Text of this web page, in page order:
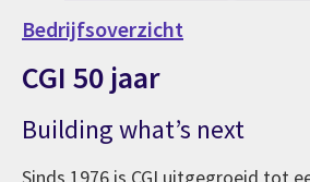
Bedrijfsoverzicht
CGI 50 jaar
Building what’s next
Sinds 1976 is CGI uitgegroeid tot